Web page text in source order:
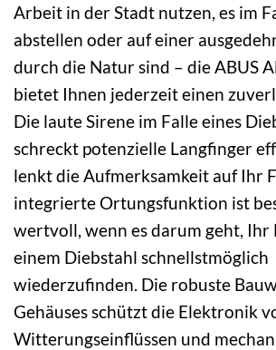
Arbeit in der Stadt nutzen, es im
abstellen oder auf einer
durch die Natur sind – die ABUS
bietet Ihnen jederzeit einen
Die laute Sirene im Falle eines
schreckt potenzielle Langfinger
lenkt die Aufmerksamkeit auf Ihr
integrierte Ortungsfunktion ist
wertvoll, wenn es darum geht, Ihr
einem Diebstahl schnellstmöglich
wiederzufinden. Die robuste
Gehäuses schützt die Elektronik
Witterungseinflüssen und